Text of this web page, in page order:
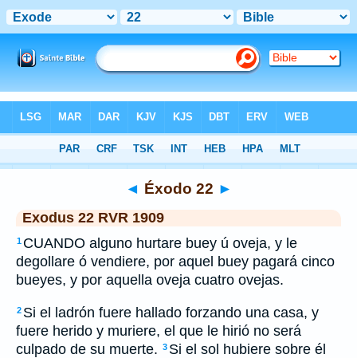
> Éxodo 22
◄ Éxodo 22 ►
Exodus 22 RVR 1909
1 CUANDO alguno hurtare buey ú oveja, y le
degollare ó vendiere, por aquel buey pagará cinco
bueyes, y por aquella oveja cuatro ovejas.
2 Si el ladrón fuere hallado forzando una casa, y
fuere herido y muriere, el que le hirió no será
culpado de su muerte. 3 Si el sol hubiere sobre él